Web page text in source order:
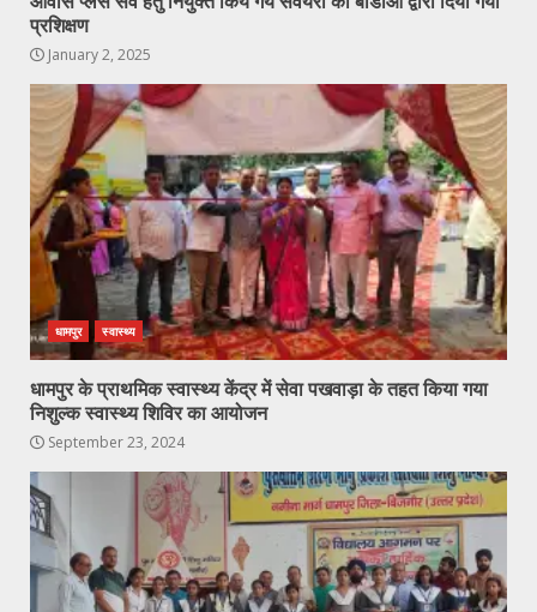
प्रशिक्षण
January 2, 2025
धामपुर स्वास्थ्य
धामपुर के प्राथमिक स्वास्थ्य केंद्र में सेवा पखवाड़ा के तहत किया गया
निशुल्क स्वास्थ्य शिविर का आयोजन
September 23, 2024